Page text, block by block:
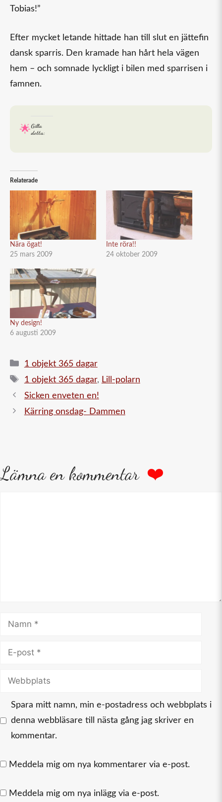
Tobias!”
Efter mycket letande hittade han till slut en jättefin
dansk sparris. Den kramade han hårt hela vägen
hem – och somnade lyckligt i bilen med sparrisen i
famnen.
Gilla
detta:
Relaterade
Nära ögat!
25 mars 2009
Inte röra!!
24 oktober 2009
Ny design!
6 augusti 2009
Kategorier
1 objekt 365 dagar
Etiketter
1 objekt 365 dagar, Lill-polarn
Sicken enveten en!
Kärring onsdag- Dammen
Lämna en kommentar
Namn
Webbplats
Spara mitt namn, min e-postadress och webbplats i
denna webbläsare till nästa gång jag skriver en
kommentar.
Meddela mig om nya kommentarer via e-post.
Meddela mig om nya inlägg via e-post.